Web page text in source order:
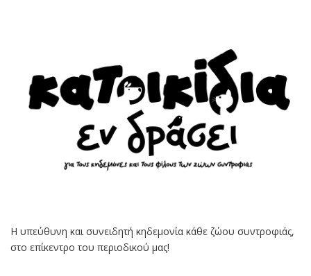
Η υπεύθυνη και συνειδητή κηδεμονία κάθε ζώου συντροφιάς,
στο επίκεντρο του περιοδικού μας!